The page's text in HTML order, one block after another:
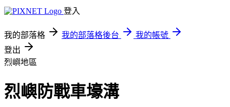
登入
我的部落格 我的部落格後台
我的帳號
登出
烈嶼地區
烈嶼防戰車壕溝